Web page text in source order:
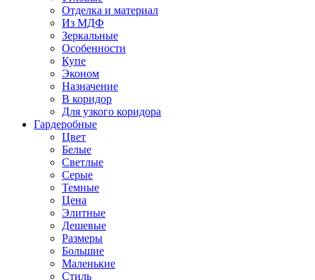
Отделка и материал
Из МДФ
Зеркальные
Особенности
Купе
Эконом
Назначение
В коридор
Для узкого коридора
Гардеробные
Цвет
Белые
Светлые
Серые
Темные
Цена
Элитные
Дешевые
Размеры
Большие
Маленькие
Стиль